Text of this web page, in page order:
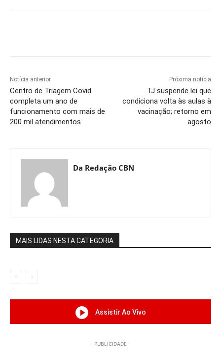
Notícia anterior
Centro de Triagem Covid
completa um ano de
funcionamento com mais de
200 mil atendimentos
Próxima notícia
TJ suspende lei que
condiciona volta às aulas à
vacinação; retorno em
agosto
Da Redação CBN
MAIS LIDAS NESTA CATEGORIA
Assistir Ao Vivo
- PUBLICIDADE -